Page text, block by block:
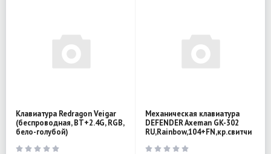
Клавиатура Redragon Veigar
(беспроводная, BT+2.4G, RGB,
бело-голубой)
Механическая клавиатура
DEFENDER Axeman GK-302
RU,Rainbow,104+FN,кр.свитчи